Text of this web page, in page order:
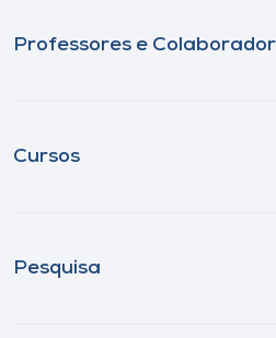
Professores e
Cursos
Pesquisa